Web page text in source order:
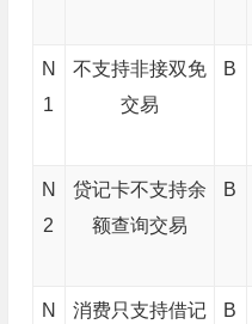
N
1
不支持非接双免
交易
B
N
2
贷记卡不支持余
额查询交易
B
N
消费只支持借记
B